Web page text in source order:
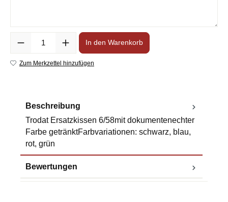
In den Warenkorb
Zum Merkzettel hinzufügen
Beschreibung
Trodat Ersatzkissen 6/58mit dokumentenechter
Farbe getränktFarbvariationen: schwarz, blau,
rot, grün
Bewertungen